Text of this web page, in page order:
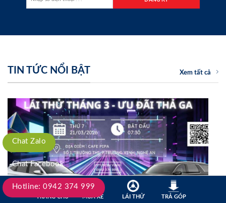
TIN TỨC NỔI BẬT Xem tất cả
TRANG CHỦ MUA XE LÁI THỬ TRẢ GÓP
Chat Zalo
Chat Facebook
Hotline: 0942 374 999